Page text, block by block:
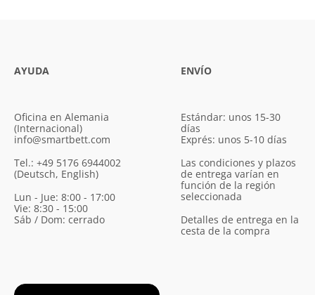
AYUDA
Oficina en Alemania
(Internacional)
info@smartbett.com
Tel.: +49 5176 6944002
(Deutsch, English)
Lun - Jue: 8:00 - 17:00
Vie: 8:30 - 15:00
Sáb / Dom: cerrado
ENVÍO
Estándar: unos 15-30
días
Exprés: unos 5-10 días
Las condiciones y plazos
de entrega varían en
función de la región
seleccionada
Detalles de entrega en la
cesta de la compra